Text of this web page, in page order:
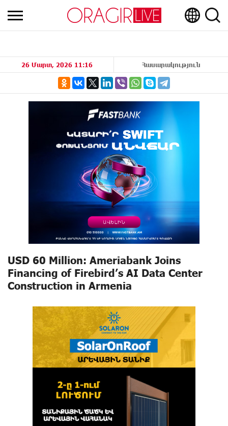
26 Մարտ, 2026 11:16 Հասարակություն
USD 60 Million: Ameriabank Joins
Financing of Firebird’s AI Data Center
Construction in Armenia